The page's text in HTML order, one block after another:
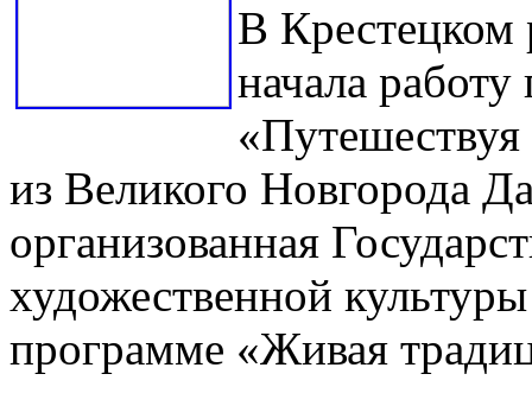
В Крестецком
начала работу
из Великого Новгорода
организованная
художественной
программе «Живая